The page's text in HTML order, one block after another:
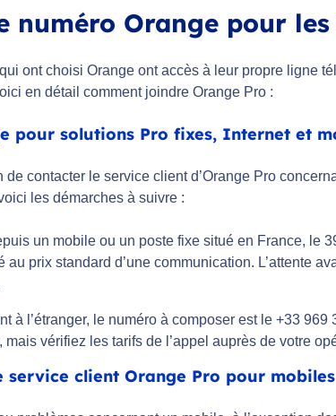
numéro Orange pour
ont choisi Orange ont accès à leur propre ligne
en détail comment joindre Orange Pro :
pour solutions Pro fixes, Internet et
de contacter le service client d’Orange Pro
les démarches à suivre :
un mobile ou un poste fixe situé en France, le
au prix standard d’une communication. L’attente
à l’étranger, le numéro à composer est le +33
vérifiez les tarifs de l’appel auprès de votre
service client Orange Pro pour mobiles